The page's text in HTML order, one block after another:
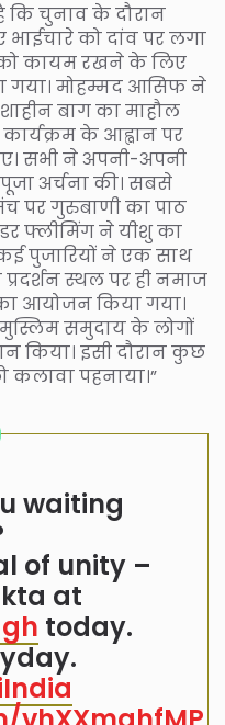
कि चुनाव के दौरान
भाईचारे को दांव पर लगा
को कायम रखने के लिए
गया। मोहम्मद आसिफ ने
बाग का माहौल
के आह्वान पर
सभी ने अपनी-अपनी
अर्चना की। सबसे
पर गुरुबाणी का पाठ
फ्लीमिंग ने यीशु का
पुजारियों ने एक साथ
स्थल पर ही नमाज
आयोजन किया गया।
समुदाय के लोगों
किया। इसी दौरान कुछ
कलावा पहनाया।”
waiting
of unity –
at
today.